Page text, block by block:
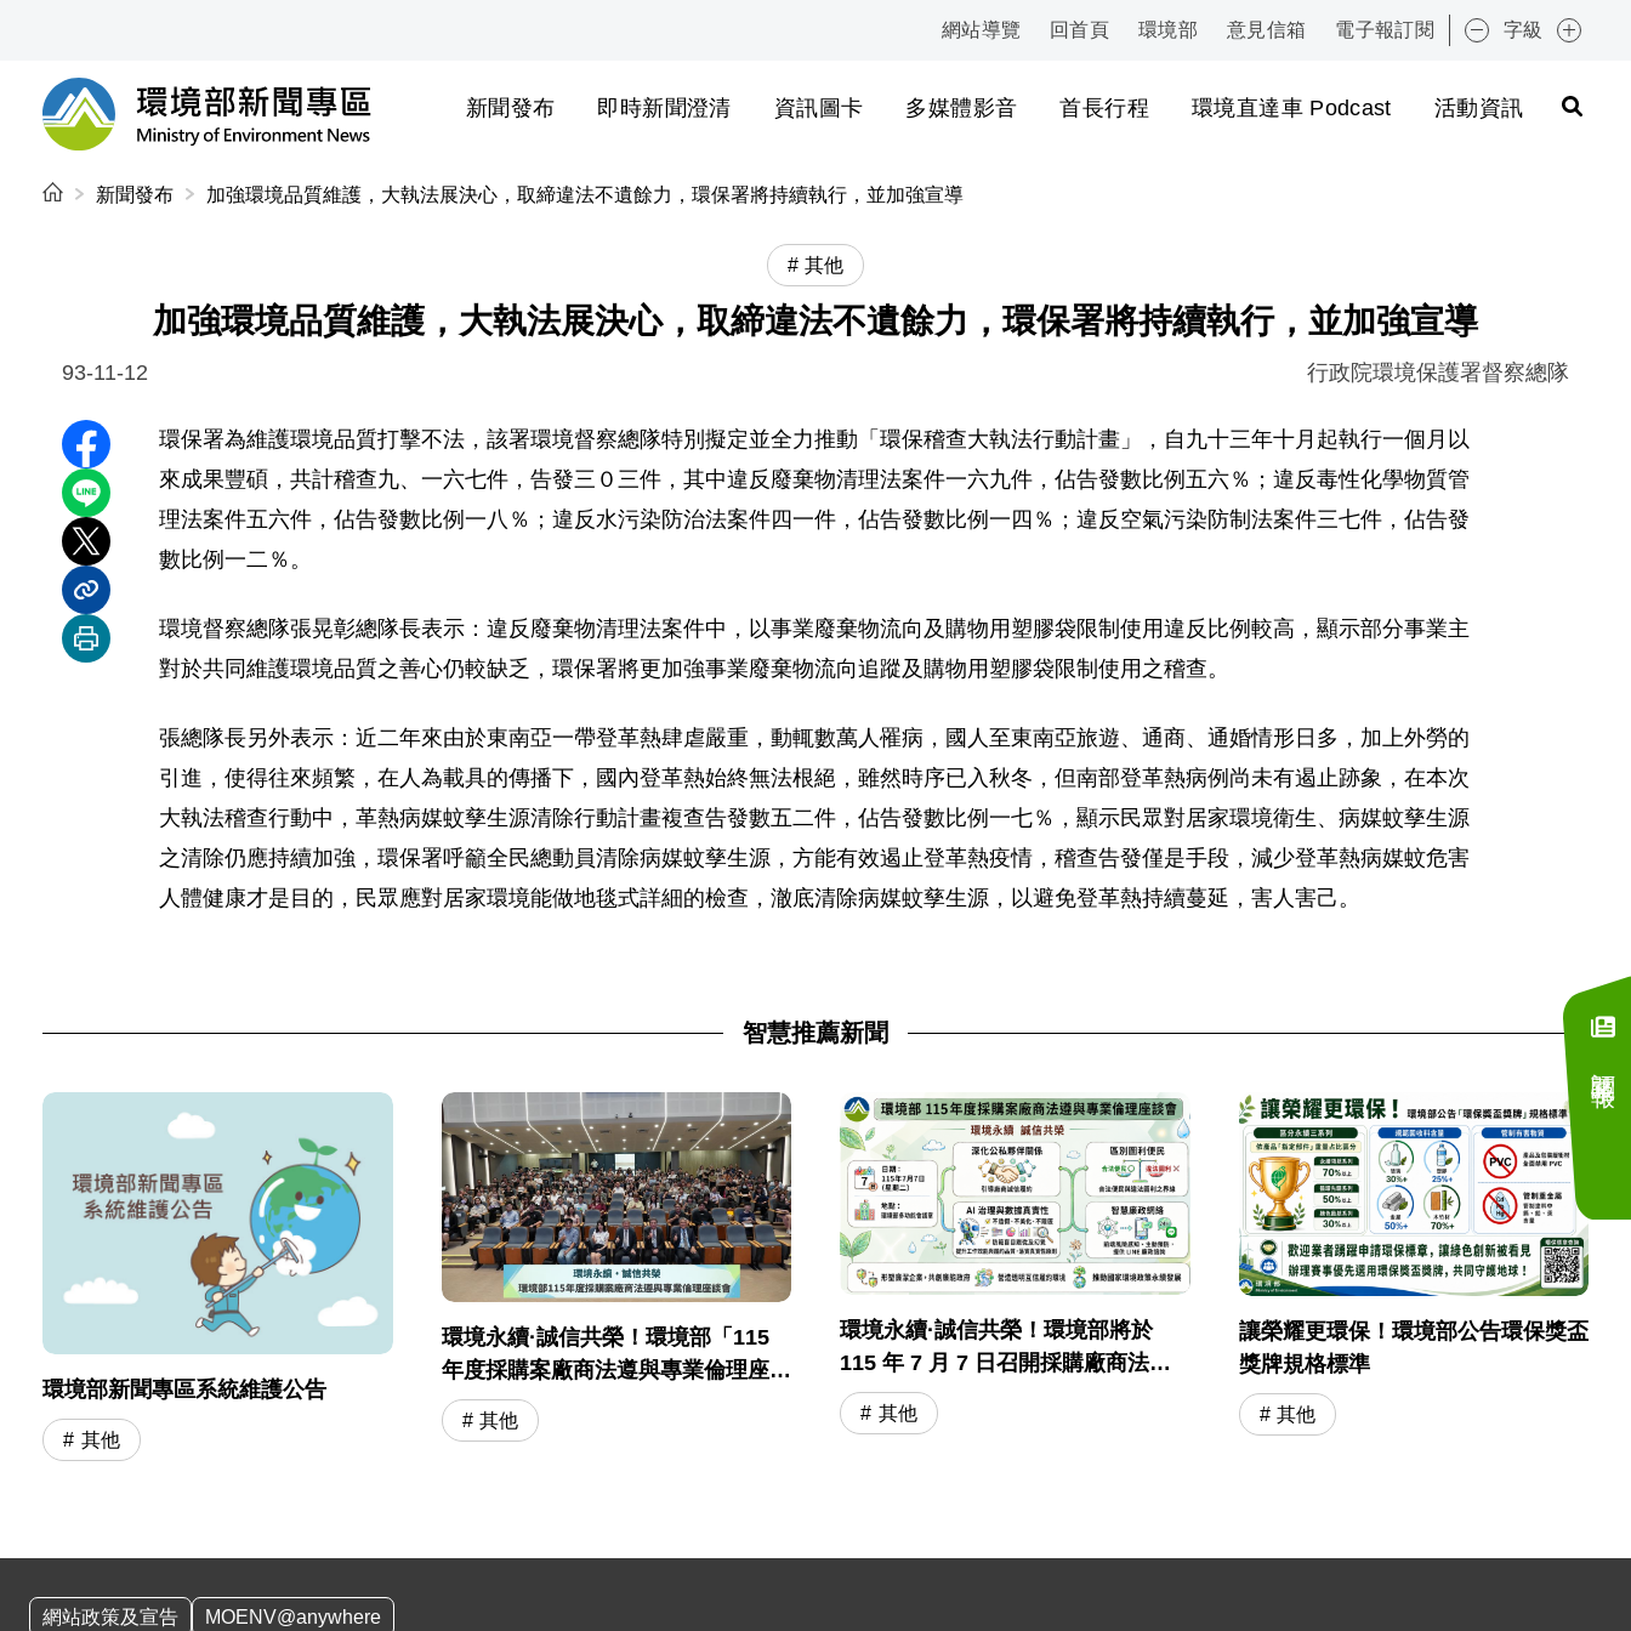
:::
網站導覽 回首頁 環境部 意見信箱 電子報訂閱 字級
環境部新聞專區
新聞發布 即時新聞澄清 資訊圖卡 多媒體影音 首長行程 環境直達車 Podcast 活動資訊
:::
新聞發布 加強環境品質維護，大執法展決心，取締違法不遺餘力，環保署將持續執行，並加強宣導
其他
加強環境品質維護，大執法展決心，取締違法不遺餘力，環保署將持續執行，並加強宣導
93-11-12 行政院環境保護署督察總隊
分享至 Facebook
分享到 LINE
分享到 X
分享內容連結
列印本頁
環保署為維護環境品質打擊不法，該署環境督察總隊特別擬定並全力推動「環保稽查大執法行動計畫」，自九十三年十月起執行一個月以
來成果豐碩，共計稽查九、一六七件，告發三０三件，其中違反廢棄物清理法案件一六九件，佔告發數比例五六％；違反毒性化學物質管
理法案件五六件，佔告發數比例一八％；違反水污染防治法案件四一件，佔告發數比例一四％；違反空氣污染防制法案件三七件，佔告發
數比例一二％。
環境督察總隊張晃彰總隊長表示：違反廢棄物清理法案件中，以事業廢棄物流向及購物用塑膠袋限制使用違反比例較高，顯示部分事業主
對於共同維護環境品質之善心仍較缺乏，環保署將更加強事業廢棄物流向追蹤及購物用塑膠袋限制使用之稽查。
張總隊長另外表示：近二年來由於東南亞一帶登革熱肆虐嚴重，動輒數萬人罹病，國人至東南亞旅遊、通商、通婚情形日多，加上外勞的
引進，使得往來頻繁，在人為載具的傳播下，國內登革熱始終無法根絕，雖然時序已入秋冬，但南部登革熱病例尚未有遏止跡象，在本次
大執法稽查行動中，革熱病媒蚊孳生源清除行動計畫複查告發數五二件，佔告發數比例一七％，顯示民眾對居家環境衛生、病媒蚊孳生源
之清除仍應持續加強，環保署呼籲全民總動員清除病媒蚊孳生源，方能有效遏止登革熱疫情，稽查告發僅是手段，減少登革熱病媒蚊危害
人體健康才是目的，民眾應對居家環境能做地毯式詳細的檢查，澈底清除病媒蚊孳生源，以避免登革熱持續蔓延，害人害己。
智慧推薦新聞
環境部新聞專區系統維護公告
其他
環境永續·誠信共榮！環境部「115
年度採購案廠商法遵與專業倫理座談
會」圓滿落幕
其他
環境永續·誠信共榮！環境部將於
115 年 7 月 7 日召開採購廠商法遵
與專業倫理座談會
其他
讓榮耀更環保！環境部公告環保獎盃
獎牌規格標準
其他
網站政策及宣告 MOENV@anywhere